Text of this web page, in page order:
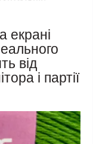
екрані
від
і партії